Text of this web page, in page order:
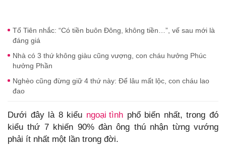
Tổ Tiên nhắc: “Có tiền buôn Đông, không tiền…”, vế sau mới là
đáng giá
Nhà có 3 thứ không giàu cũng vượng, con cháu hưởng Phúc
hưởng Phần
Nghèo cũng đừng giữ 4 thứ này: Để lâu mất lộc, con cháu lao
đao
Dưới đây là 8 kiểu ngoại tình phổ biến nhất, trong đó
kiểu thứ 7 khiến 90% đàn ông thú nhận từng vướng
phải ít nhất một lần trong đời.